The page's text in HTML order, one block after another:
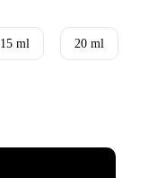
15 ml 20 ml